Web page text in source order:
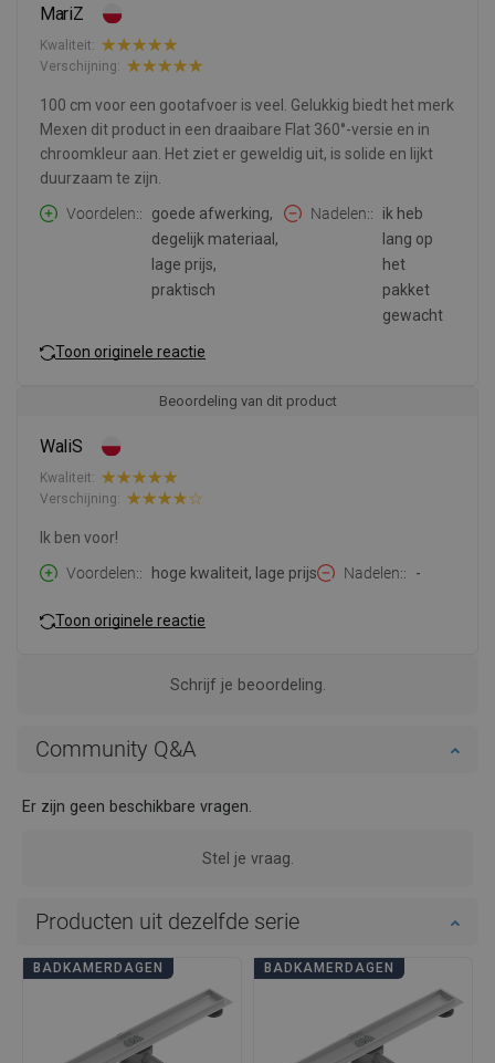
MariZ
Kwaliteit:
Verschijning:
100 cm voor een gootafvoer is veel. Gelukkig biedt het merk
Mexen dit product in een draaibare Flat 360°-versie en in
chroomkleur aan. Het ziet er geweldig uit, is solide en lijkt
duurzaam te zijn.
Voordelen:
goede afwerking,
degelijk materiaal,
lage prijs,
praktisch
Nadelen:
ik heb
lang op
het
pakket
gewacht
Toon originele reactie
Beoordeling van dit product
WaliS
Kwaliteit:
Verschijning:
Ik ben voor!
Voordelen:
hoge kwaliteit, lage prijs Nadelen: -
Toon originele reactie
Schrijf je beoordeling.
Community Q&A
Er zijn geen beschikbare vragen.
Stel je vraag.
Producten uit dezelfde serie
BADKAMERDAGEN BADKAMERDAGEN